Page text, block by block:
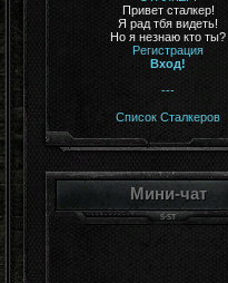
Привет сталкер!
Я рад тбя видеть!
Но я незнаю кто ты?
Регистрация
Вход!
---
Список Сталкеров
Мини-чат